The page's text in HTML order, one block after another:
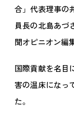
合」代表理事の
員長の北島あづ
聞オピニオン編
国際貢献を名目
害の温床になっ
た。